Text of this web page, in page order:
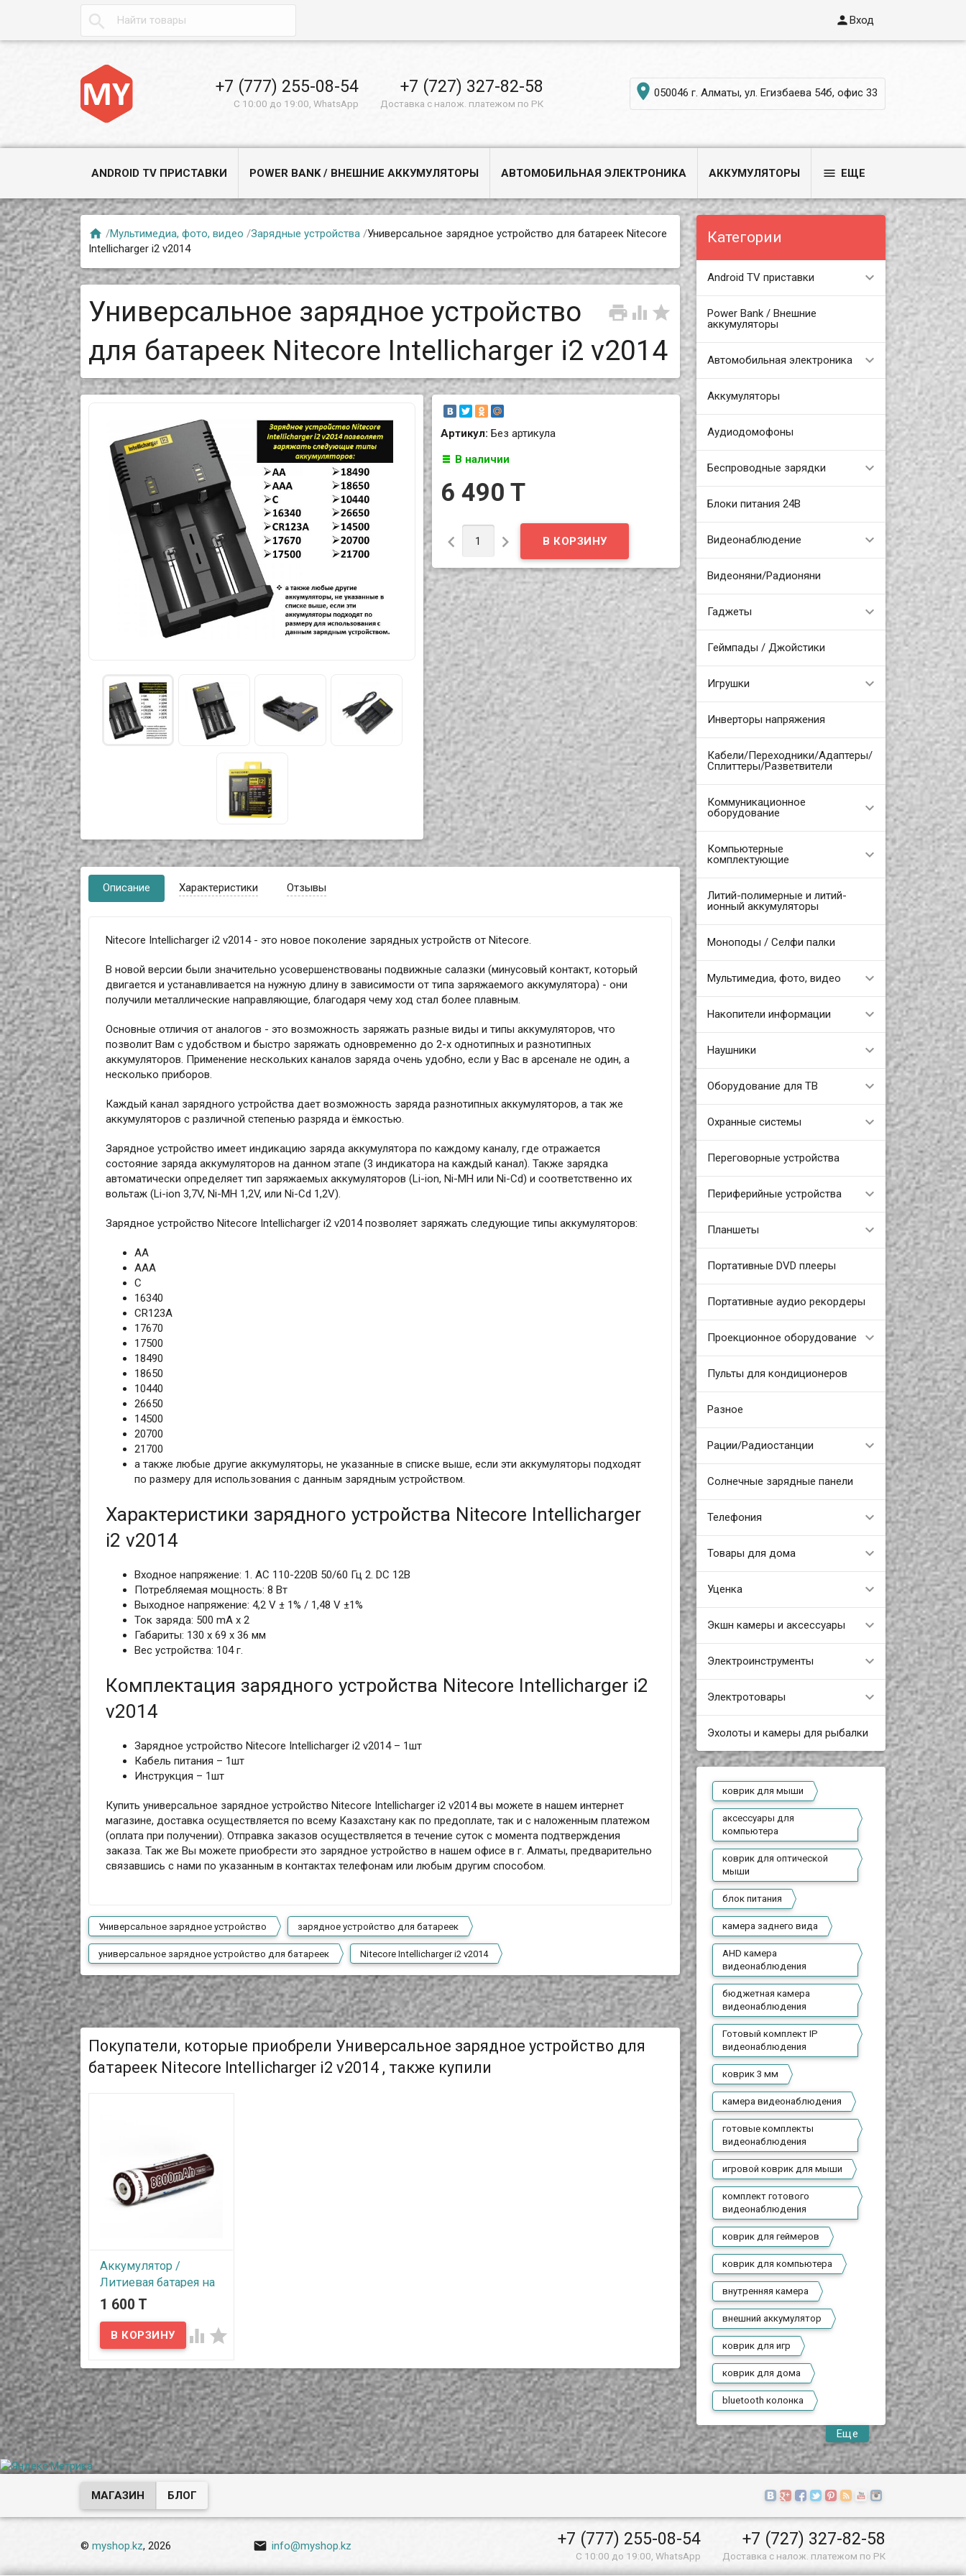
 Вход
+7 (777) 255-08-54
С 10:00 до 19:00, WhatsApp
+7 (727) 327-82-58
Доставка с налож. платежом по РК
 050046 г. Алматы, ул. Егизбаева 54б, офис 33
ANDROID TV ПРИСТАВКИ POWER BANK / ВНЕШНИЕ АККУМУЛЯТОРЫ АВТОМОБИЛЬНАЯ ЭЛЕКТРОНИКА АККУМУЛЯТОРЫ  ЕЩЕ
Категории
Android TV приставки
Power Bank / Внешние
аккумуляторы
Автомобильная электроника
Аккумуляторы
Аудиодомофоны
Беспроводные зарядки
Блоки питания 24В
Видеонаблюдение
Видеоняни/Радионяни
Гаджеты
Геймпады / Джойстики
Игрушки
Инверторы напряжения
Кабели/Переходники/Адаптеры/
Сплиттеры/Разветвители
Коммуникационное
оборудование
Компьютерные
комплектующие
Литий-полимерные и литий-
ионный аккумуляторы
Моноподы / Селфи палки
Мультимедиа, фото, видео
Накопители информации
Наушники
Оборудование для ТВ
Охранные системы
Переговорные устройства
Периферийные устройства
Планшеты
Портативные DVD плееры
Портативные аудио рекордеры
Проекционное оборудование
Пульты для кондиционеров
Разное
Рации/Радиостанции
Солнечные зарядные панели
Телефония
Товары для дома
Уценка
Экшн камеры и аксессуары
Электроинструменты
Электротовары
Эхолоты и камеры для рыбалки
коврик для мыши
аксессуары для
компьютера
коврик для оптической
мыши
блок питания
камера заднего вида
AHD камера
видеонаблюдения
бюджетная камера
видеонаблюдения
Готовый комплект IP
видеонаблюдения
коврик 3 мм
камера видеонаблюдения
готовые комплекты
видеонаблюдения
игровой коврик для мыши
комплект готового
видеонаблюдения
коврик для геймеров
коврик для компьютера
внутренняя камера
внешний аккумулятор
коврик для игр
коврик для дома
bluetooth колонка
Еще
 /Мультимедиа, фото, видео /Зарядные устройства /Универсальное зарядное устройство для батареек Nitecore
Intellicharger i2 v2014
  
Универсальное зарядное устройство
для батареек Nitecore Intellicharger i2 v2014
Артикул: Без артикула
В наличии
6 490 T
 
Описание Характеристики Отзывы
Nitecore Intellicharger i2 v2014 - это новое поколение зарядных устройств от Nitecore.
В новой версии были значительно усовершенствованы подвижные салазки (минусовый контакт, который
двигается и устанавливается на нужную длину в зависимости от типа заряжаемого аккумулятора) - они
получили металлические направляющие, благодаря чему ход стал более плавным.
Основные отличия от аналогов - это возможность заряжать разные виды и типы аккумуляторов, что
позволит Вам с удобством и быстро заряжать одновременно до 2-х однотипных и разнотипных
аккумуляторов. Применение нескольких каналов заряда очень удобно, если у Вас в арсенале не один, а
несколько приборов.
Каждый канал зарядного устройства дает возможность заряда разнотипных аккумуляторов, а так же
аккумуляторов с различной степенью разряда и ёмкостью.
Зарядное устройство имеет индикацию заряда аккумулятора по каждому каналу, где отражается
состояние заряда аккумуляторов на данном этапе (3 индикатора на каждый канал). Также зарядка
автоматически определяет тип заряжаемых аккумуляторов (Li-ion, Ni-MH или Ni-Cd) и соответственно их
вольтаж (Li-ion 3,7V, Ni-MH 1,2V, или Ni-Cd 1,2V).
Зарядное устройство Nitecore Intellicharger i2 v2014 позволяет заряжать следующие типы аккумуляторов:
АА
ААА
С
16340
CR123A
17670
17500
18490
18650
10440
26650
14500
20700
21700
а также любые другие аккумуляторы, не указанные в списке выше, если эти аккумуляторы подходят
по размеру для использования с данным зарядным устройством.
Характеристики зарядного устройства Nitecore Intellicharger
i2 v2014
Входное напряжение: 1. AC 110-220В 50/60 Гц 2. DC 12В
Потребляемая мощность: 8 Вт
Выходное напряжение: 4,2 V ± 1% / 1,48 V ±1%
Ток заряда: 500 mA х 2
Габариты: 130 х 69 х 36 мм
Вес устройства: 104 г.
Комплектация зарядного устройства Nitecore Intellicharger i2
v2014
Зарядное устройство Nitecore Intellicharger i2 v2014 – 1шт
Кабель питания – 1шт
Инструкция – 1шт
Купить универсальное зарядное устройство Nitecore Intellicharger i2 v2014 вы можете в нашем интернет
магазине, доставка осуществляется по всему Казахстану как по предоплате, так и с наложенным платежом
(оплата при получении). Отправка заказов осуществляется в течение суток с момента подтверждения
заказа. Так же Вы можете приобрести это зарядное устройство в нашем офисе в г. Алматы, предварительно
связавшись с нами по указанным в контактах телефонам или любым другим способом.
Универсальное зарядное устройство зарядное устройство для батареек
универсальное зарядное устройство для батареек Nitecore Intellicharger i2 v2014
Покупатели, которые приобрели Универсальное зарядное устройство для
батареек Nitecore Intellicharger i2 v2014 , также купили
Аккумулятор /
Литиевая батарея на
8800 mAh стандарта
В наличии
Предлагаем вам
перезаряжаемые
литиевые батареи с
заявленной емкостью 8800
mAh стандарта 18650 с
отсутствием эффекта
памяти.
1 600 T
 
МАГАЗИН БЛОГ
©myshop.kz, 2026  info@myshop.kz +7 (777) 255-08-54
С 10:00 до 19:00, WhatsApp
+7 (727) 327-82-58
Доставка с налож. платежом по РК